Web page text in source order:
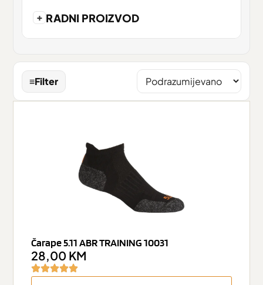
+ RADNI PROIZVOD
≡Filter
Čarape 5.11 ABR TRAINING 10031
28,00 KM